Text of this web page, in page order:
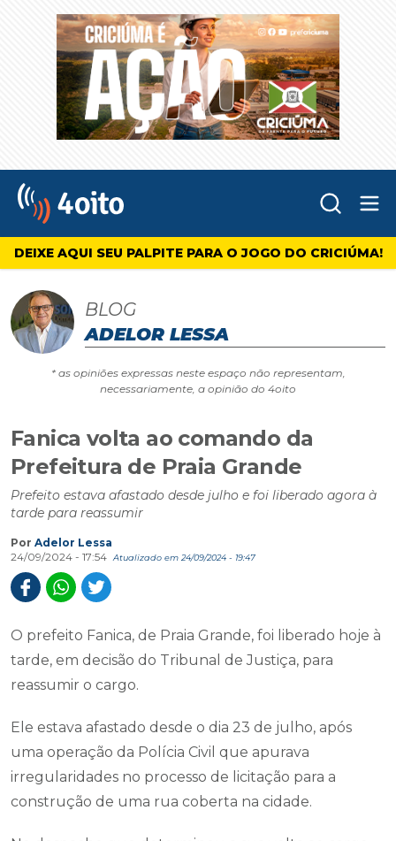
4oito
DEIXE AQUI SEU PALPITE PARA O JOGO DO CRICIÚMA!
BLOG
ADELOR LESSA
* as opiniões expressas neste espaço não representam,
necessariamente, a opinião do 4oito
Fanica volta ao comando da
Prefeitura de Praia Grande
Prefeito estava afastado desde julho e foi liberado agora à
tarde para reassumir
Por Adelor Lessa
24/09/2024 - 17:54
Atualizado em 24/09/2024 - 19:47
O prefeito Fanica, de Praia Grande, foi liberado hoje à
tarde, em decisão do Tribunal de Justiça, para
reassumir o cargo.
Ele estava afastado desde o dia 23 de julho, após
uma operação da Polícia Civil que apurava
irregularidades no processo de licitação para a
construção de uma rua coberta na cidade.